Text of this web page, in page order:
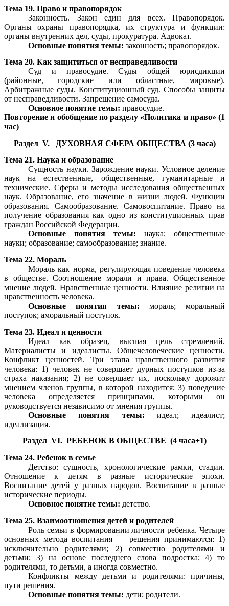
Тема 19. Право и правопорядок
Законность. Закон един для всех. Правопорядок.
Органы охраны правопорядка, их структура и функции:
органы внутренних дел, суды, прокуратура. Адвокат.
Основные понятия темы:законность; правопорядок.
Тема 20. Как защититься от несправедливости
Суд и правосудие. Суды общей юрисдикции
(районные, городские или областные, мировые).
Арбитражные суды. Конституционный суд. Способы защиты
от несправедливости. Запрещение самосуда.
Основное понятие темы:правосудие.
Повторение и обобщение по разделу «Политика и право» (1
час)
Раздел V. ДУХОВНАЯ СФЕРА ОБЩЕСТВА (3 часа)
Тема 21. Наука и образование
Сущность науки. Зарождение науки. Условное деление
наук на естественные, общественные, гуманитарные и
технические. Сферы и методы исследования общественных
наук. Образование, его значение в жизни людей. Функции
образования. Самообразование. Самовоспитание. Право на
получение образования как одно из конституционных прав
граждан Российской Федерации.
Основные понятия темы:наука; общественные
науки; образование; самообразование; знание.
Тема 22. Мораль
Мораль как норма, регулирующая поведение человека
в обществе. Соотношение морали и права. Общественное
мнение людей. Нравственные ценности. Влияние религии на
нравственность человека.
Основные понятия темы: мораль; моральный
поступок; аморальный поступок.
Тема 23. Идеал и ценности
Идеал как образец, высшая цель стремлений.
Материалисты и идеалисты. Общечеловеческие ценности.
Конфликт ценностей. Три этапа нравственного развития
человека: 1) человек не совершает дурных поступков из-за
страха наказания; 2) не совершает их, поскольку дорожит
мнением членов группы, в которой находится; 3) поведение
человека определяется принципами, которыми он
руководствуется независимо от мнения группы.
Основные понятия темы: идеал; идеалист;
идеализация.
Раздел VI. РЕБЕНОК В ОБЩЕСТВЕ (4 часа+1)
Тема 24. Ребенок в семье
Детство: сущность, хронологические рамки, стадии.
Отношение к детям в разные исторические эпохи.
Воспитание детей у разных народов. Воспитание в разные
исторические периоды.
Основное понятие темы: детство.
Тема 25. Взаимоотношения детей и родителей
Роль семьи в формировании личности ребенка. Четыре
основных метода воспитания — решения принимаются: 1)
исключительно родителями; 2) совместно родителями и
детьми; 3) на основе последнего слова подростка; 4) то
родителями, то детьми, а иногда совместно.
Конфликты между детьми и родителями: причины,
пути решения.
Основные понятия темы: дети; родители.